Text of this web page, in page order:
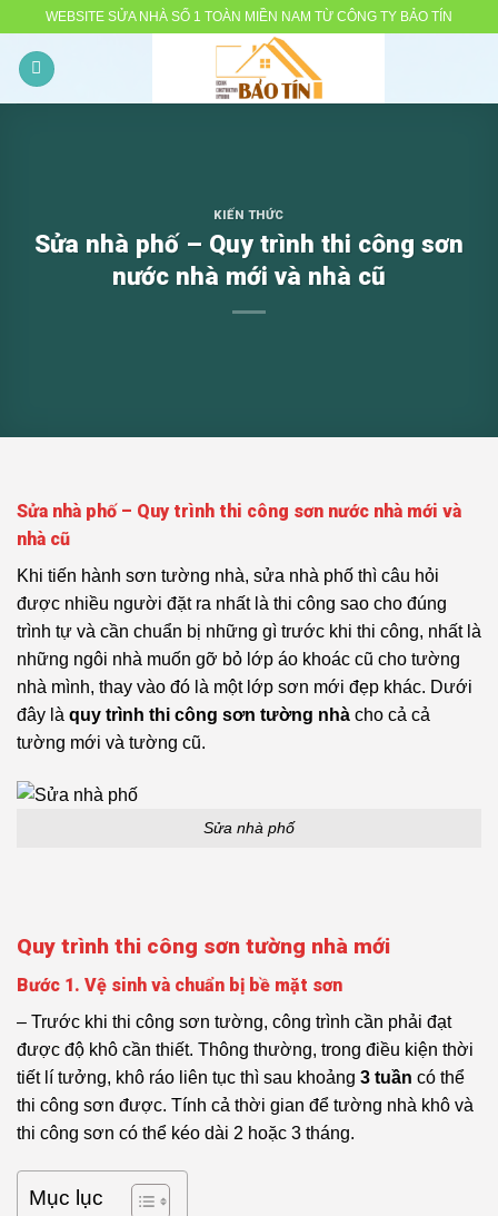
content
WEBSITE SỬA NHÀ SỐ 1 TOÀN MIỀN NAM TỪ CÔNG TY BẢO TÍN
KIẾN THỨC
Sửa nhà phố – Quy trình thi công sơn
nước nhà mới và nhà cũ
Sửa nhà phố – Quy trình thi công sơn nước nhà mới và
nhà cũ
Khi tiến hành sơn tường nhà, sửa nhà phố thì câu hỏi
được nhiều người đặt ra nhất là thi công sao cho đúng
trình tự và cần chuẩn bị những gì trước khi thi công, nhất là
những ngôi nhà muốn gỡ bỏ lớp áo khoác cũ cho tường
nhà mình, thay vào đó là một lớp sơn mới đẹp khác. Dưới
đây là quy trình thi công sơn tường nhà cho cả cả
tường mới và tường cũ.
Sửa nhà phố
Quy trình thi công sơn tường nhà mới
Bước 1. Vệ sinh và chuẩn bị bề mặt sơn
– Trước khi thi công sơn tường, công trình cần phải đạt
được độ khô cần thiết. Thông thường, trong điều kiện thời
tiết lí tưởng, khô ráo liên tục thì sau khoảng 3 tuần có thể
thi công sơn được. Tính cả thời gian để tường nhà khô và
thi công sơn có thể kéo dài 2 hoặc 3 tháng.
Mục lục